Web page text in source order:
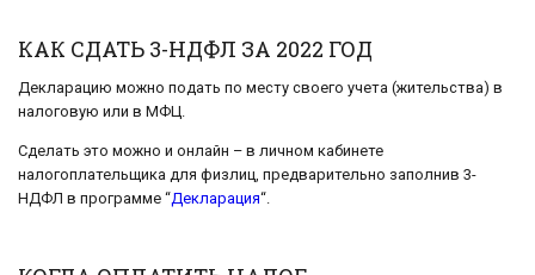
КАК СДАТЬ 3-НДФЛ ЗА 2022 ГОД
Декларацию можно подать по месту своего учета (жительства) в
налоговую или в МФЦ.
Сделать это можно и онлайн – в личном кабинете
налогоплательщика для физлиц, предварительно заполнив 3-
НДФЛ в программе “Декларация“.